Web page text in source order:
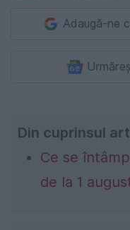
Adaugă-ne
Din cuprinsul
Ce se
de la 1